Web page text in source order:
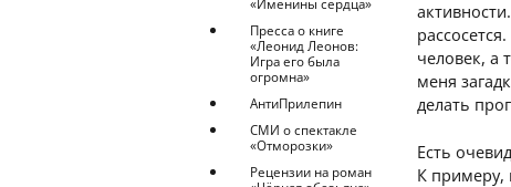
«Именины сердца»
Пресса о книге
«Леонид Леонов:
Игра его была
огромна»
АнтиПрилепин
СМИ о спектакле
«Отморозки»
Рецензии на роман
человек, а
меня
делать
Есть
К примеру,